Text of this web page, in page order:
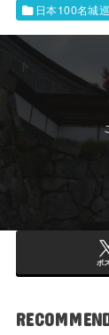
日本100名城
ポ